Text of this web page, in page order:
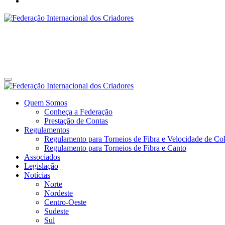
Site da Federação Internacional dos Criadores de Pássaros
Quem Somos
Conheça a Federação
Prestação de Contas
Regulamentos
Regulamento para Torneios de Fibra e Velocidade de
Regulamento para Torneios de Fibra e Canto
Associados
Legislação
Notícias
Norte
Nordeste
Centro-Oeste
Sudeste
Sul